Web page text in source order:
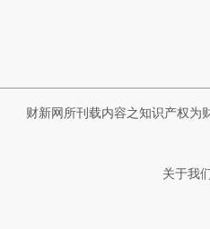
财新网所刊载内容之知识产权为
关于我